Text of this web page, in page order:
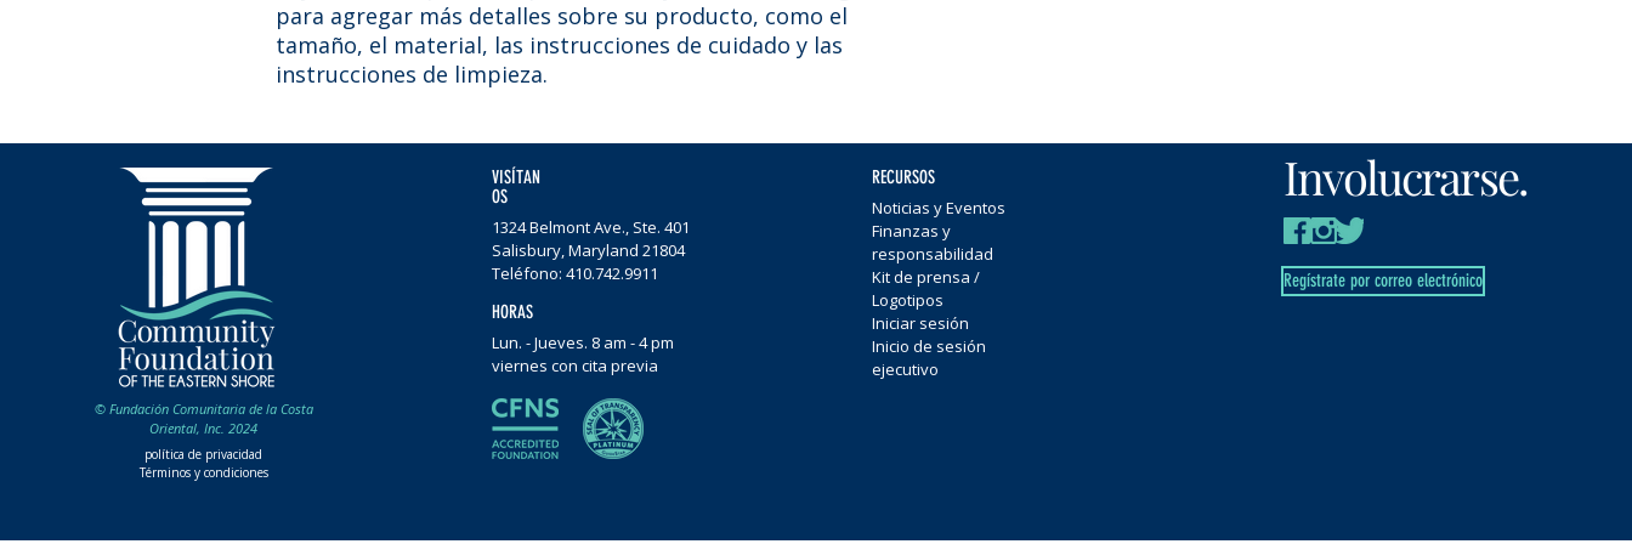
para agregar más detalles sobre su producto, como el
tamaño, el material, las instrucciones de cuidado y las
instrucciones de limpieza.
© Fundación Comunitaria de la Costa
Oriental, Inc. 2024
política de privacidad
Términos y condiciones
VISÍTAN
OS
1324 Belmont Ave., Ste. 401
Salisbury, Maryland 21804
Teléfono: 410.742.9911
HORAS
Lun. - Jueves. 8 am - 4 pm
viernes con cita previa
RECURSOS
Noticias y Eventos
Finanzas y
responsabilidad
Kit de prensa /
Logotipos
Iniciar sesión
Inicio de sesión
ejecutivo
Involucrarse.
Regístrate por correo electrónico